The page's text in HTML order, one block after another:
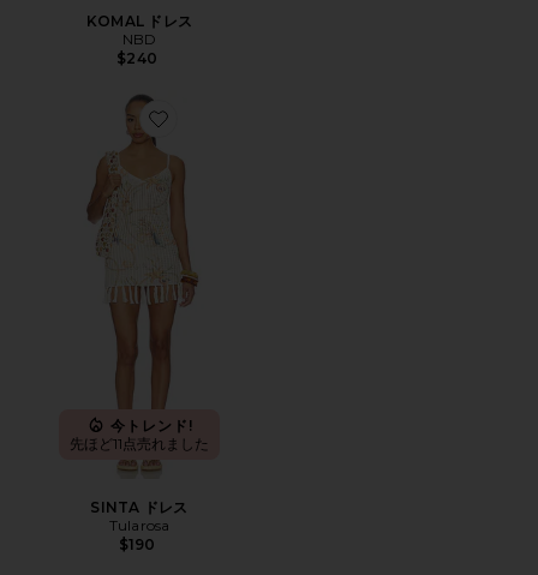
KOMAL ドレス
NBD
$240
Favorite SINTA ドレス
今トレンド!
先ほど11点売れました
SINTA ドレス
Tularosa
$190